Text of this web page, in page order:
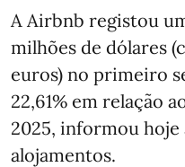
A Airbnb registou
milhões de dólares
euros) no primeiro
22,61% em relação
2025, informou
alojamentos.